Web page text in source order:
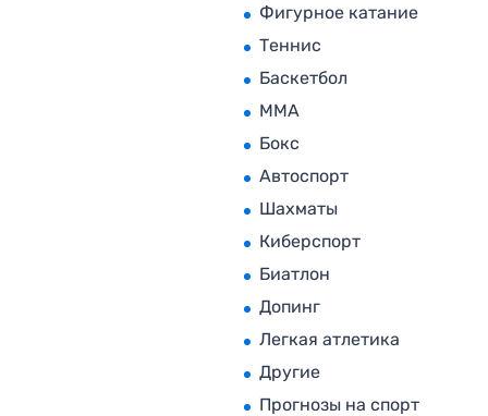
Фигурное катание
Теннис
Баскетбол
MMA
Бокс
Автоспорт
Шахматы
Киберспорт
Биатлон
Допинг
Легкая атлетика
Другие
Прогнозы на спорт